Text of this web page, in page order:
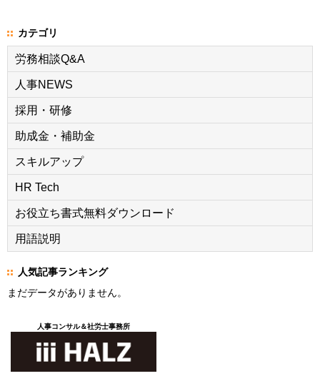
カテゴリ
労務相談Q&A
人事NEWS
採用・研修
助成金・補助金
スキルアップ
HR Tech
お役立ち書式無料ダウンロード
用語説明
人気記事ランキング
まだデータがありません。
人事コンサル＆社労士事務所